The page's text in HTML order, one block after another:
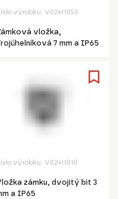
výrobku: V02411050
vložka,
7 mm a IP65
výrobku: V02411010
zámku, dvojitý bit 3
a IP65